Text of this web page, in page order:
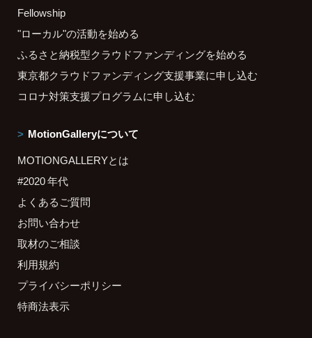
Fellowship
"ローカル"の活動を始める
ふるさと納税型クラウドファンディングを始める
東京都クラウドファンディング支援事業に申し込む
コロナ対策支援プログラムに申し込む
MotionGalleryについて
MOTIONGALLERYとは
#2020 年代
よくあるご質問
お問い合わせ
取材のご相談
利用規約
プライバシーポリシー
特商法表示